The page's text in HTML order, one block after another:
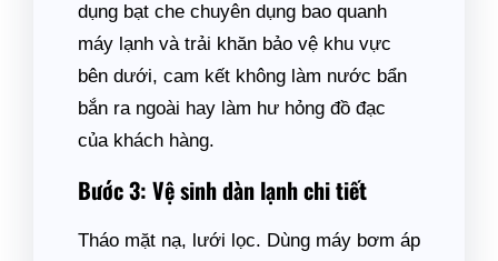
dụng bạt che chuyên dụng bao quanh
máy lạnh và trải khăn bảo vệ khu vực
bên dưới, cam kết không làm nước bẩn
bắn ra ngoài hay làm hư hỏng đồ đạc
của khách hàng.
Bước 3: Vệ sinh dàn lạnh chi tiết
Tháo mặt nạ, lưới lọc. Dùng máy bơm áp